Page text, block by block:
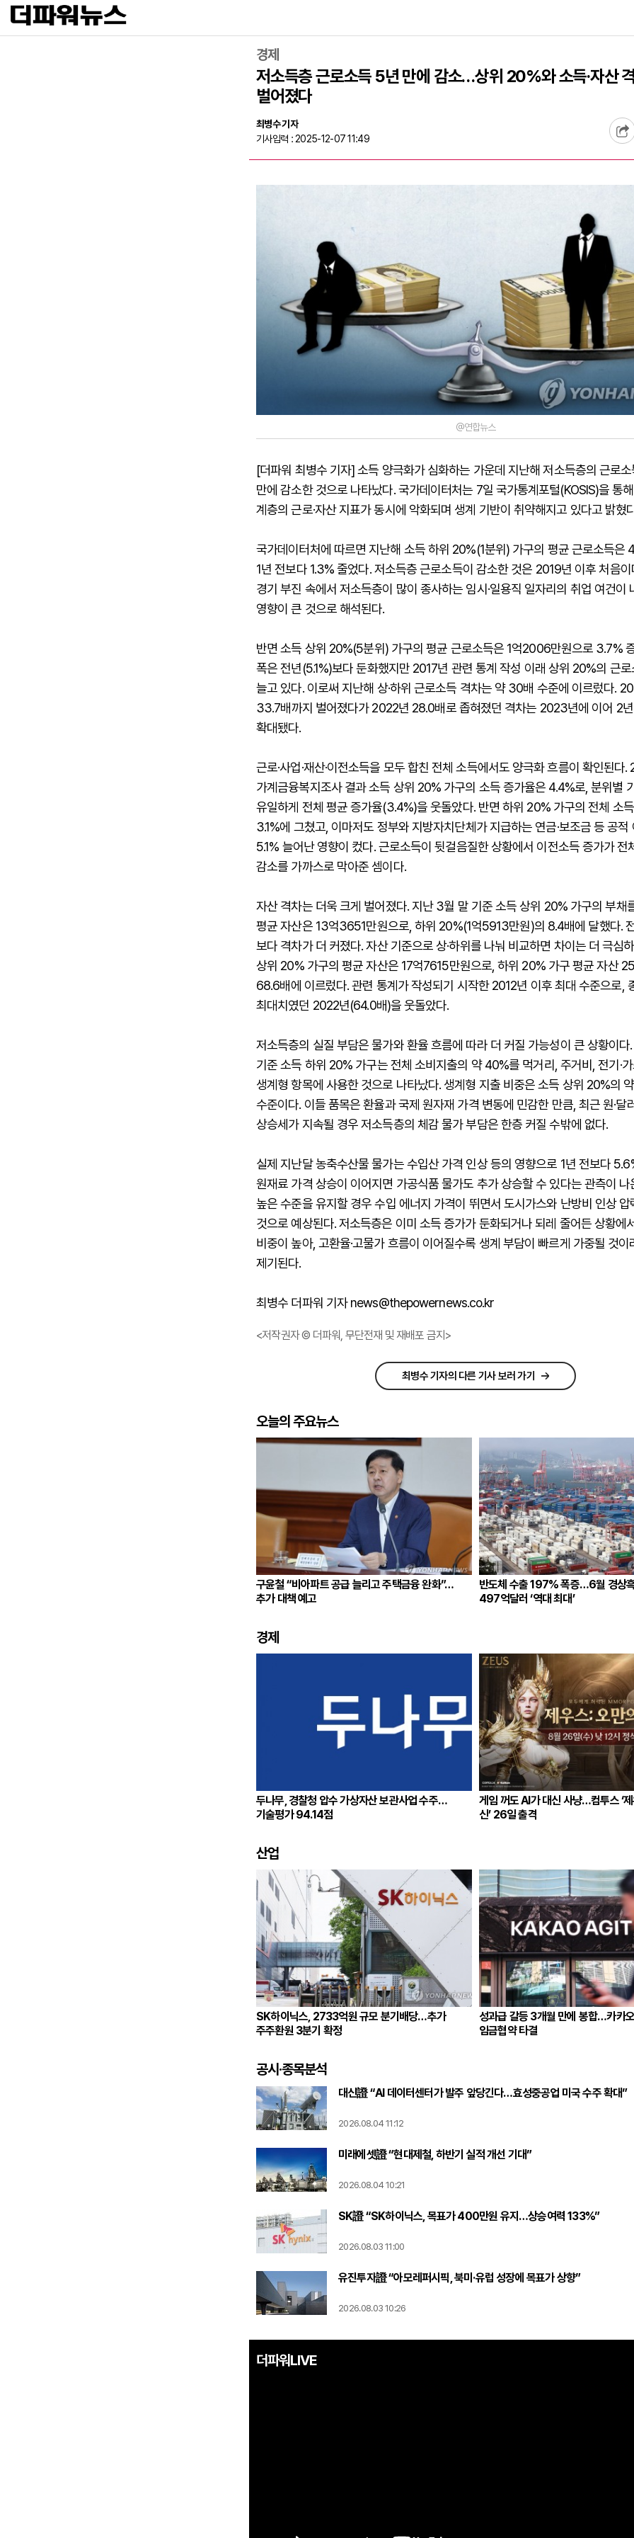
경제
저소득층 근로소득 5년 만에 감소…상위 20%와 소득·자산
벌어졌다
최병수 기자
기사입력 : 2025-12-07 11:49
@연합뉴스
[더파워 최병수 기자] 소득 양극화가 심화하는 가운데 지난해 저소득층의 근로
만에 감소한 것으로 나타났다. 국가데이터처는 7일 국가통계포털(KOSIS)을 통
계층의 근로·자산 지표가 동시에 악화되며 생계 기반이 취약해지고 있다고 밝혔
국가데이터처에 따르면 지난해 소득 하위 20%(1분위) 가구의 평균 근로소득은
1년 전보다 1.3% 줄었다. 저소득층 근로소득이 감소한 것은 2019년 이후 처음
경기 부진 속에서 저소득층이 많이 종사하는 임시·일용직 일자리의 취업 여건이
영향이 큰 것으로 해석된다.
반면 소득 상위 20%(5분위) 가구의 평균 근로소득은 1억2006만원으로 3.7%
폭은 전년(5.1%)보다 둔화했지만 2017년 관련 통계 작성 이래 상위 20%의 근
늘고 있다. 이로써 지난해 상·하위 근로소득 격차는 약 30배 수준에 이르렀다.
33.7배까지 벌어졌다가 2022년 28.0배로 좁혀졌던 격차는 2023년에 이어 2
확대됐다.
근로·사업·재산·이전소득을 모두 합친 전체 소득에서도 양극화 흐름이 확인된다
가계금융복지조사 결과 소득 상위 20% 가구의 소득 증가율은 4.4%로, 분위별
유일하게 전체 평균 증가율(3.4%)을 웃돌았다. 반면 하위 20% 가구의 전체 소
3.1%에 그쳤고, 이마저도 정부와 지방자치단체가 지급하는 연금·보조금 등 공적
5.1% 늘어난 영향이 컸다. 근로소득이 뒷걸음질한 상황에서 이전소득 증가가 전
감소를 가까스로 막아준 셈이다.
자산 격차는 더욱 크게 벌어졌다. 지난 3월 말 기준 소득 상위 20% 가구의 부채
평균 자산은 13억3651만원으로, 하위 20%(1억5913만원)의 8.4배에 달했다.
보다 격차가 더 커졌다. 자산 기준으로 상·하위를 나눠 비교하면 차이는 더 극심
상위 20% 가구의 평균 자산은 17억7615만원으로, 하위 20% 가구 평균 자산
68.6배에 이르렀다. 관련 통계가 작성되기 시작한 2012년 이후 최대 수준으로,
최대치였던 2022년(64.0배)을 웃돌았다.
저소득층의 실질 부담은 물가와 환율 흐름에 따라 더 커질 가능성이 큰 상황이
기준 소득 하위 20% 가구는 전체 소비지출의 약 40%를 먹거리, 주거비, 전기·
생계형 항목에 사용한 것으로 나타났다. 생계형 지출 비중은 소득 상위 20%의
수준이다. 이들 품목은 환율과 국제 원자재 가격 변동에 민감한 만큼, 최근 원·달
상승세가 지속될 경우 저소득층의 체감 물가 부담은 한층 커질 수밖에 없다.
실제 지난달 농축수산물 물가는 수입산 가격 인상 등의 영향으로 1년 전보다
원재료 가격 상승이 이어지면 가공식품 물가도 추가 상승할 수 있다는 관측이 나
높은 수준을 유지할 경우 수입 에너지 가격이 뛰면서 도시가스와 난방비 인상 압
것으로 예상된다. 저소득층은 이미 소득 증가가 둔화되거나 되레 줄어든 상황에
비중이 높아, 고환율·고물가 흐름이 이어질수록 생계 부담이 빠르게 가중될 것이
제기된다.
최병수 더파워 기자 news@thepowernews.co.kr
<저작권자 © 더파워, 무단전재 및 재배포 금지>
최병수 기자의 다른 기사 보러 가기
오늘의 주요뉴스
구윤철 “비아파트 공급 늘리고 주택금융 완화”…
추가 대책 예고
반도체 수출 197% 폭증…6월 경상
497억달러 ‘역대 최대’
경제
두나무, 경찰청 압수 가상자산 보관사업 수주…
기술평가 94.14점
게임 꺼도 AI가 대신 사냥…컴투스 ‘
신’ 26일 출격
산업
SK하이닉스, 2733억원 규모 분기배당…추가
주주환원 3분기 확정
성과급 갈등 3개월 만에 봉합…카카
임금협약 타결
공시·종목분석
대신證 “AI 데이터센터가 발주 앞당긴다…효성중공업 미국 수주 확대”
2026.08.04 11:12
미래에셋證 “현대제철, 하반기 실적 개선 기대”
2026.08.04 10:21
SK證 “SK하이닉스, 목표가 400만원 유지…상승여력 133%”
2026.08.03 11:00
유진투자證 “아모레퍼시픽, 북미·유럽 성장에 목표가 상향”
2026.08.03 10:26
더파워LIVE